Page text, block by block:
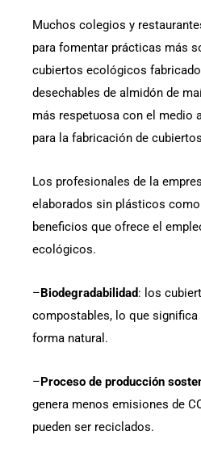
Muchos colegios y
para fomentar prácticas más
cubiertos ecológicos
desechables de almidón de
más respetuosa con el medio
para la fabricación de
Los profesionales de la
elaborados sin plásticos
beneficios que ofrece el
ecológicos.
–Biodegradabilidad: los
compostables, lo que
forma natural.
– Proceso de producción
genera menos emisiones de
pueden ser reciclados.